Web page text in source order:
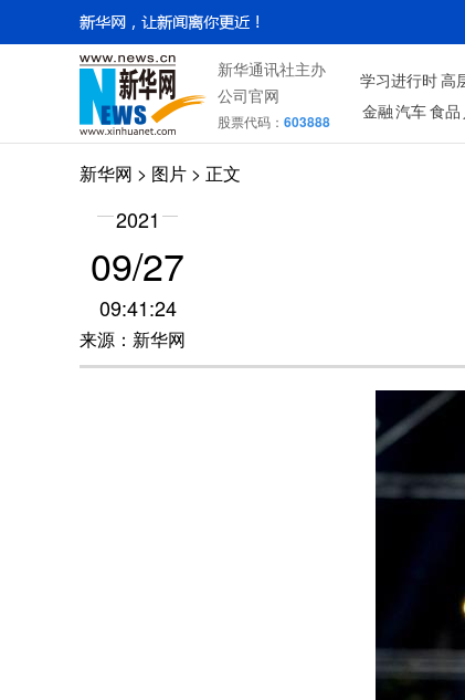
新华通讯社主办
公司官网
股票代码： 603888
学习进行时高
金融汽车食品
新华网 > 图片 > 正文
2021
09/27
09:41:24
来源：新华网